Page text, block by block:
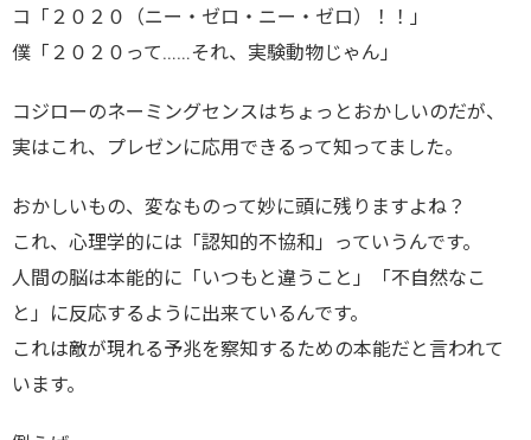
コ「２０２０（ニー・ゼロ・ニー・ゼロ）！！」
僕「２０２０って……それ、実験動物じゃん」
コジローのネーミングセンスはちょっとおかしいのだが、
実はこれ、プレゼンに応用できるって知ってました。
おかしいもの、変なものって妙に頭に残りますよね？
これ、心理学的には「認知的不協和」っていうんです。
人間の脳は本能的に「いつもと違うこと」「不自然なこ
と」に反応するように出来ているんです。
これは敵が現れる予兆を察知するための本能だと言われて
います。